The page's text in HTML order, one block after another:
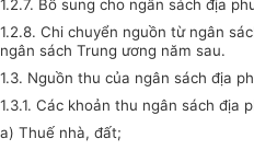
1.2.7. Bổ sung cho ngân sách địa
1.2.8. Chi chuyển nguồn từ ngân
ngân sách Trung ương năm sau.
1.3. Nguồn thu của ngân sách địa
1.3.1. Các khoản thu ngân sách địa
a) Thuế nhà, đất;